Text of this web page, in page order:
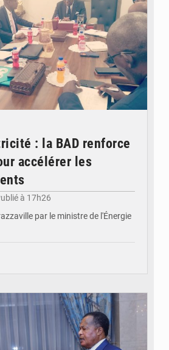
: la BAD renforce
accélérer les
à 17h26
par le ministre de l'Énergie